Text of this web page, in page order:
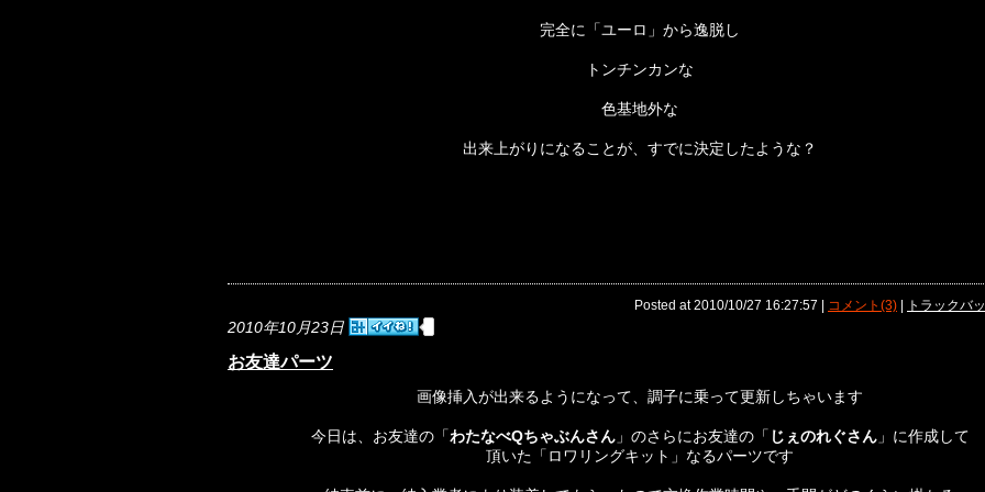
完全に「ユーロ」から逸脱し
トンチンカンな
色基地外な
出来上がりになることが、すでに決定したような？
Posted at 2010/10/27 16:27:57 | コメント(3) | トラックバ
2010年10月23日
お友達パーツ
画像挿入が出来るようになって、調子に乗って更新しちゃいます
今日は、お友達の「わたなべQちゃぶんさん」のさらにお友達の「 じぇのれぐさん」に作成して
頂いた「ロワリングキット」なるパーツです